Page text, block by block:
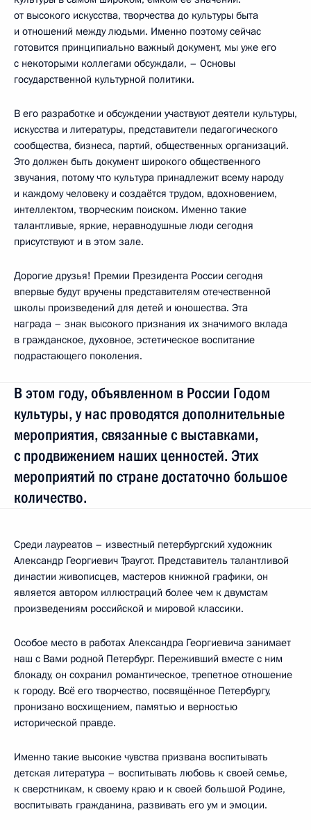
от высокого искусства, творчества до культуры быта
и отношений между людьми. Именно поэтому сейчас
готовится принципиально важный документ, мы уже его
с некоторыми коллегами обсуждали, – Основы
государственной культурной политики.
В его разработке и обсуждении участвуют деятели культуры,
искусства и литературы, представители педагогического
сообщества, бизнеса, партий, общественных организаций.
Это должен быть документ широкого общественного
звучания, потому что культура принадлежит всему народу
и каждому человеку и создаётся трудом, вдохновением,
интеллектом, творческим поиском. Именно такие
талантливые, яркие, неравнодушные люди сегодня
присутствуют и в этом зале.
Дорогие друзья! Премии Президента России сегодня
впервые будут вручены представителям отечественной
школы произведений для детей и юношества. Эта
награда – знак высокого признания их значимого вклада
в гражданское, духовное, эстетическое воспитание
подрастающего поколения.
В этом году, объявленном в России Годом
культуры, у нас проводятся дополнительные
мероприятия, связанные с выставками,
с продвижением наших ценностей. Этих
мероприятий по стране достаточно большое
количество.
Среди лауреатов – известный петербургский художник
Александр Георгиевич Траугот. Представитель талантливой
династии живописцев, мастеров книжной графики, он
является автором иллюстраций более чем к двумстам
произведениям российской и мировой классики.
Особое место в работах Александра Георгиевича занимает
наш с Вами родной Петербург. Переживший вместе с ним
блокаду, он сохранил романтическое, трепетное отношение
к городу. Всё его творчество, посвящённое Петербургу,
пронизано восхищением, памятью и верностью
исторической правде.
Именно такие высокие чувства призвана воспитывать
детская литература – воспитывать любовь к своей семье,
к сверстникам, к своему краю и к своей большой Родине,
воспитывать гражданина, развивать его ум и эмоции.